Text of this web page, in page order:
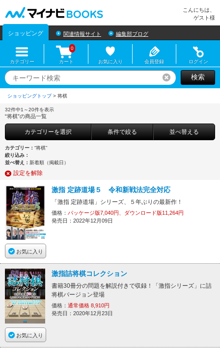
こんにちは、
ゲスト様
ショッピング 関連情報サイト 編集部ブログ
カテゴリー カート
0
お気に入り 会員登録 ログイン
リセット検索
ショッピングトップ>
32件中1～20件を表示
“将棋”の商品一覧
カテゴリーを選択 条件で絞る 並べ替える
カテゴリー： “将棋”
絞り込み：
並べ替え： 新着順（掲載日）
設定を解除
お気に入り
激指 定跡道場５ 令和新戦法完全対応
「激指 定跡道場」シリーズ、５年ぶりの最新作！
価格： パッケージ版7,040円、ダウンロード版11,264円
発売日：2022年12月09日
お気に入り
激指詰将棋コレクション
書籍30冊分の問題を解説付きで収録！「激指シリーズ」に詰
将棋バージョン登場
価格： 通常価格 8,910円
発売日：2020年12月23日